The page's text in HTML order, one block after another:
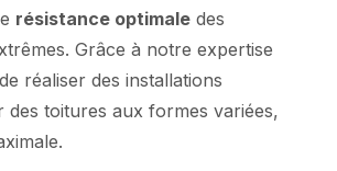
résistance optimaledes
Grâce à notre expertise
réaliser des installations
toitures aux formes variées,